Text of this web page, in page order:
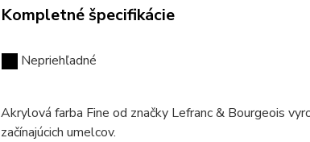
Kompletné špecifikácie
Nepriehľadné
Akrylová farba Fine od značky Lefranc & Bourgeois
začínajúcich umelcov.